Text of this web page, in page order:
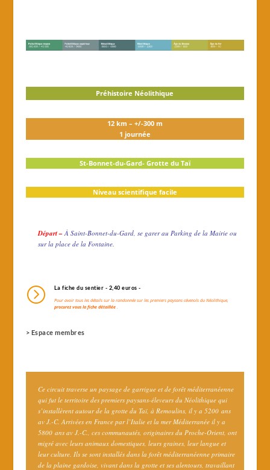
Préhistoire Néolithique
12 km – +/-300 m
1 journée
St-Bonnet-du-Gard- Grotte du Taï
Niveau scientifique facile
Départ –À Saint-Bonnet-du-Gard, se garer au Parking de la Mairie ou
sur la place de la Fontaine.
= La fiche du sentier - 2,40 euros -
Pour avoir tous les détails sur la randonnée sur les premiers paysans cévenols du Néolithique,
procurez vous la fiche détaillée
> Espace membres
Ce circuit traverse un paysage de garrigue et de forêt méditerranéenne
qui fut le territoire des premiers paysans-éleveurs du Néolithique qui
s’installèrent autour de la grotte du Taï, à Remoulins, il y a 5200 ans
av J.-C. Arrivées en France par l’Italie et la mer Méditerranée il y a
5800 ans av J.-C., ces communautés, originaires du Proche-Orient, ont
migré avec leurs animaux domestiques, leurs graines, leur langue et
leur culture. Ils se sont installés dans la forêt méditerranéenne primaire
de la plaine gardoise, vivant dans la grotte et ses alentours, travaillant